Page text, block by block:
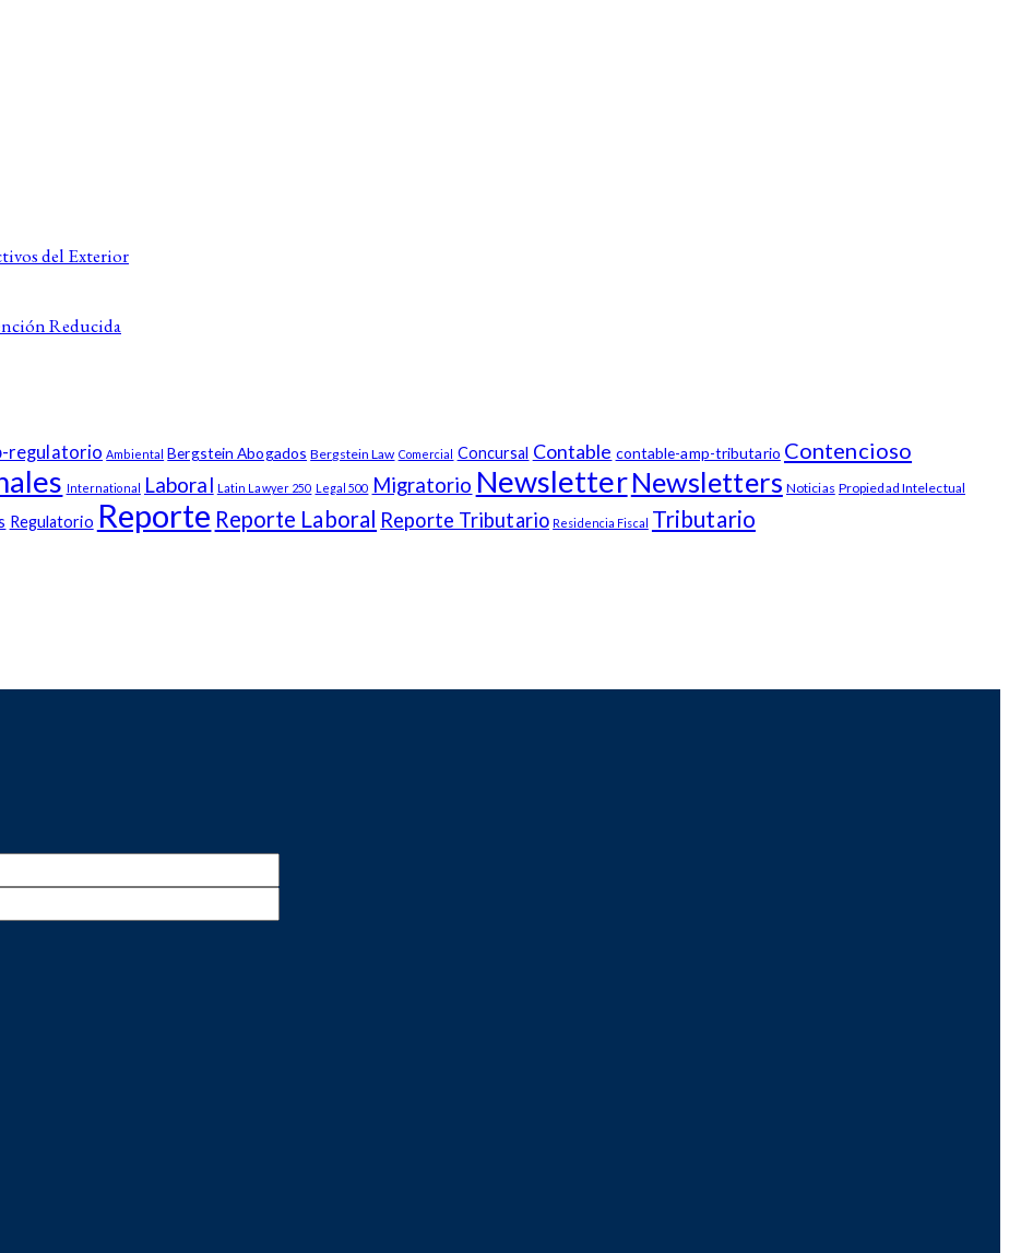
del Exterior
Reducida
regulatorio Ambiental Bergstein Abogados Bergstein Law Comercial Concursal Contable contable-amp-tributario Contencioso
International Laboral Latin Lawyer 250 Legal 500 Migratorio NewsletterNewsletters Noticias Propiedad Intelectual
Regulatorio Reporte Reporte Laboral Reporte Tributario Residencia Fiscal Tributario